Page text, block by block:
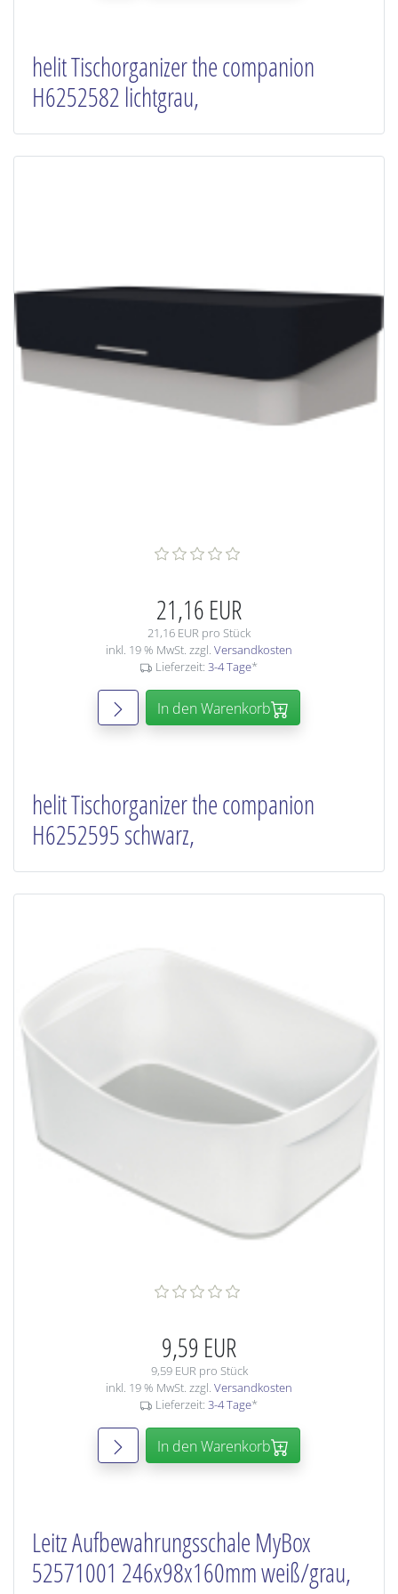
helit Tischorganizer the companion
H6252582 lichtgrau,
21,16 EUR
21,16 EUR pro Stück
inkl. 19 % MwSt. zzgl. Versandkosten
Lieferzeit: 3-4 Tage*
In den Warenkorb
helit Tischorganizer the companion
H6252595 schwarz,
9,59 EUR
9,59 EUR pro Stück
inkl. 19 % MwSt. zzgl. Versandkosten
Lieferzeit: 3-4 Tage*
In den Warenkorb
Leitz Aufbewahrungsschale MyBox
52571001 246x98x160mm weiß/grau,